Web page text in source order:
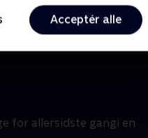
Acceptér alle
Shows • 2 sæsoner
for allersidste gangi en